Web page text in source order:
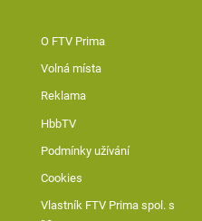
O FTV Prima
Volná místa
Reklama
HbbTV
Podmínky užívání
Cookies
Vlastník FTV Prima spol. s